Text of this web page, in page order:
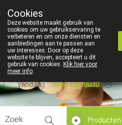
Vandaag open tot 18u30
Producten
Cookies
Deze website maakt gebruik van
cookies om uw gebruikservaring te
verbeteren en om onze diensten en
aanbiedingen aan te passen aan
uw interesses. Door op deze
website te blijven, accepteert u dit
gebruik van cookies. Klik hier voor
meer info.